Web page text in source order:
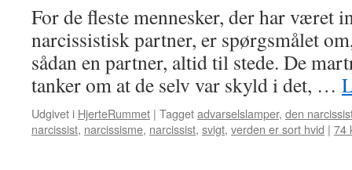
For de fleste mennesker, der har været
narcissistisk partner, er spørgsmålet
sådan en partner, altid til stede. De
tanker om at de selv var skyld i det, …
Udgivet i HjerteRummet | Taggetadvarselslamper, den
narcissist, narcissisme, narcissist, svigt, verden er sort hvid | 74